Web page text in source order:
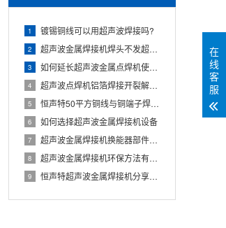
1 镀锡铜线可以用超声波焊接吗?
2 超声波金属焊接机焊头不发超声是怎么回事
3 如何延长超声波金属点焊机使用寿命
4 超声波点焊机铝箔焊接开裂解决方法
5 恒声特50平方铜线与铜端子焊接拉力测试和剥离力测试
6 如何选择超声波金属焊接机设备
7 超声波金属焊接机换能器部件装置注意事项
8 超声波金属焊接机环保方法有哪些
9 恒声特超声波金属焊接机分享焊接机常识的优点
在
线
客
服